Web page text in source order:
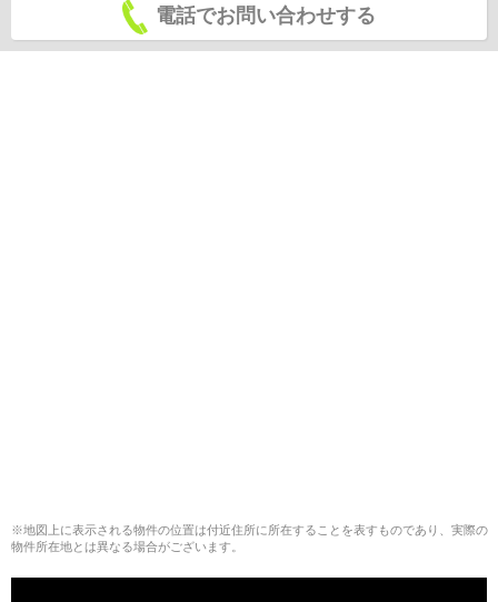
電話でお問い合わせする
※地図上に表示される物件の位置は付近住所に所在することを表すものであり、実際の
物件所在地とは異なる場合がございます。